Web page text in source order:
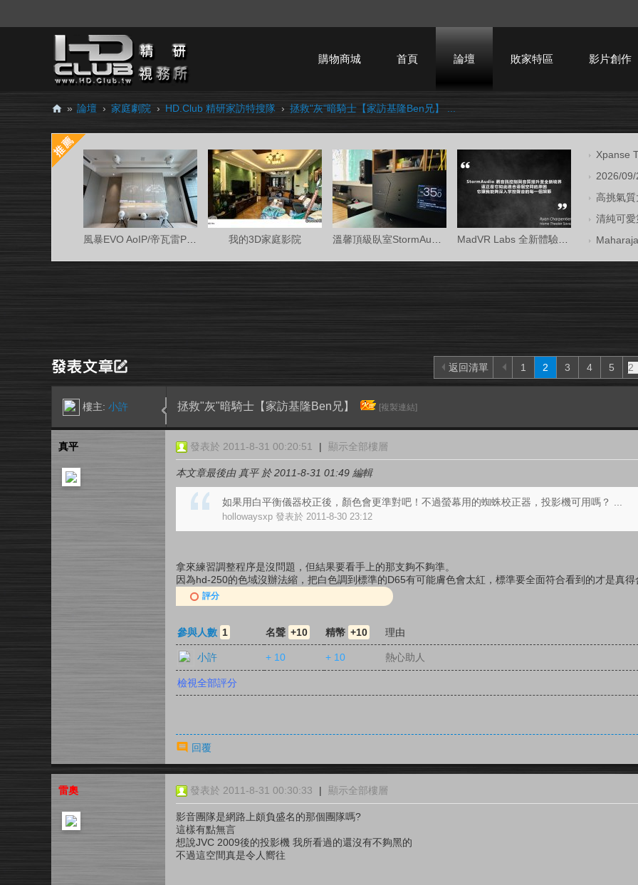
購物商城 首頁 論壇 敗家特區 影片創作
D.
Cl
» 論壇 › 家庭劇院 › HD.Club 精研家訪特搜隊 › 拯救"灰"暗騎士【家訪基隆Ben兄】 ...
我的3D家庭影院
Xpanse
2026/
高挑氣
清純可
1 2 3 4 5
返回清單
樓主: 小許 拯救"灰"暗騎士【家訪基隆Ben兄】 [複製連結]
真平 發表於 2011-8-31 00:20:51 | 顯示全部樓層
本文章最後由 真平 於 2011-8-31 01:49 編輯
如果用白平衡儀器校正後，顏色會更準對吧！不過螢幕用的蜘蛛校正器，投影機可用嗎？ ...
hollowaysxp 發表於 2011-8-30 23:12
拿來練習調整程序是沒問題，但結果要看手上的那支夠不夠準。
因為hd-250的色域沒辦法縮，把白色調到標準的D65有可能膚色會太紅，標準要全面符合看到的才是真
評分
參與人數 1 名聲 +10 精幣 +10 理由
小許 + 10 + 10 熱心助人
檢視全部評分
回覆
雷奧 發表於 2011-8-31 00:30:33 | 顯示全部樓層
影音團隊是網路上頗負盛名的那個團隊嗎?
這樣有點無言
想說JVC 2009後的投影機 我所看過的還沒有不夠黑的
不過這空間真是令人嚮往